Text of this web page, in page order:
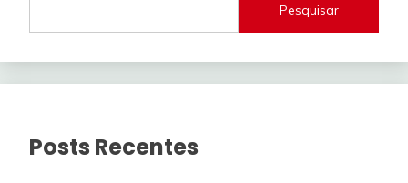
Pesquisar
Posts Recentes